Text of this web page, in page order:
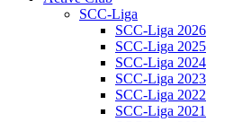
SCC-Liga
SCC-Liga 2026
SCC-Liga 2025
SCC-Liga 2024
SCC-Liga 2023
SCC-Liga 2022
SCC-Liga 2021